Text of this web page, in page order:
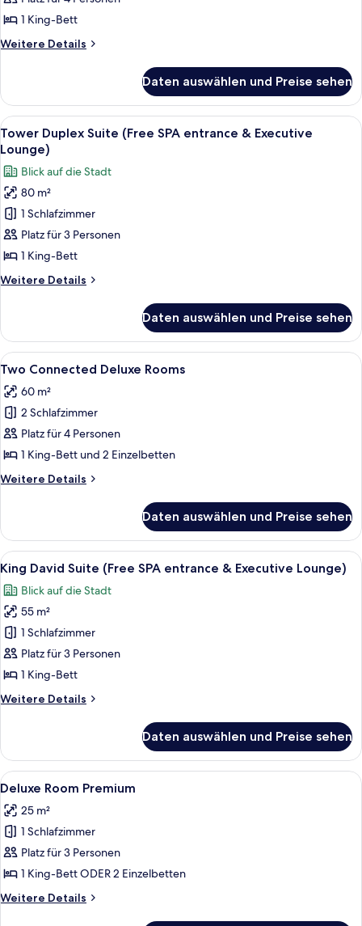
SPA
&
anzeigen
1 King-Bett
Weitere Details
Weitere
Suite
(Free
SPA
entrance
Executive
Lounge)
Daten auswählen und Preise sehen
Alle
Fotos
für
Tower
Duplex
Suite
(Free
SPA
entrance
&
Lounge)
anzeigen
Ein geräumiges Schlafzimmer mit
9
Tower Duplex Suite (Free SPA entrance & Executive
Lounge)
Blick auf die Stadt
80 m²
1 Schlafzimmer
Platz für 3 Personen
1 King-Bett
Weitere Details
Weitere
Duplex
Suite
(Free
entrance
&
Lounge)
Daten auswählen und Preise sehen
Alle
Fotos
für
Two
Connected
Deluxe
Rooms
anzeigen
Ein Hotelkorridor mit blauem
7
Two Connected Deluxe Rooms
60 m²
2 Schlafzimmer
Platz für 4 Personen
1 King-Bett und 2 Einzelbetten
Weitere Details
Weitere
Connected
Deluxe
Rooms
Daten auswählen und Preise sehen
Alle
Fotos
für
King
David
Suite
(Free
entrance
Lounge)
anzeigen
Ein modernes Hotelzimmer mit
7
King David Suite (Free SPA entrance & Executive Lounge)
Blick auf die Stadt
55 m²
1 Schlafzimmer
Platz für 3 Personen
1 King-Bett
Weitere Details
Weitere
David
Suite
(Free
entrance
&
Lounge)
Daten auswählen und Preise sehen
Alle
Fotos
für
Deluxe
Room
Premium
anzeigen
Ein Hotelzimmer mit einem großen
7
Deluxe Room Premium
25 m²
1 Schlafzimmer
Platz für 3 Personen
1 King-Bett ODER 2 Einzelbetten
Weitere Details
Weitere